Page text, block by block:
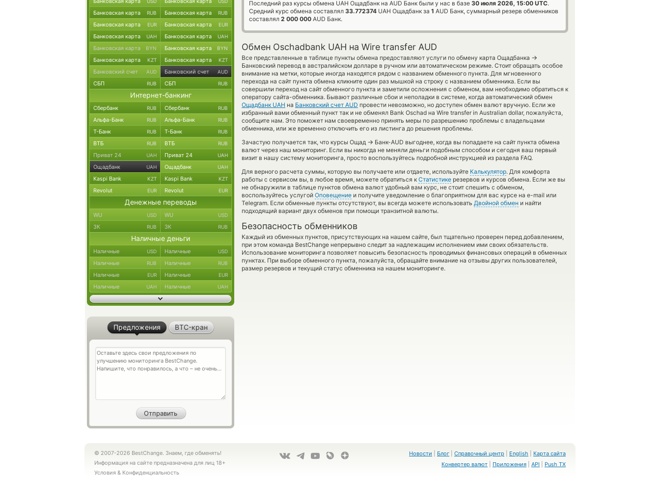
Последний раз курсы обмена UAH Ощадбанк на AUD Банк были у нас в базе 30 июля 2026, 15:00 UTC.
Средний курс обмена составлял 33.772374 UAH Ощадбанк за 1 AUD Банк, суммарный резерв обменников
составлял 2 000 000 AUD Банк.
Обмен Oschadbank UAH на Wire transfer AUD
Все представленные в таблице пункты обмена предоставляют услуги по обмену карта Ощадбанка →
Банковский перевод в австралийском долларе в ручном или автоматическом режиме. Стоит обращать особое
внимание на метки, которые иногда находятся рядом с названием обменного пункта. Для мгновенного
перехода на сайт пункта обмена кликните один раз мышкой на строку с названием обменника. Если вы
совершили переход на сайт обменного пункта и заметили осложнения с обменом, вам необходимо обратиться к
оператору сайта-обменника. Бывают различные сбои и неполадки в системе, когда автоматический обмен
Ощадбанк UAH на Банковский счет AUD провести невозможно, но доступен обмен валют вручную. Если же
избранный вами обменный пункт так и не обменял Bank Oschad на Wire transfer in Australian dollar, пожалуйста,
сообщите нам. Это поможет нам своевременно принять меры по разрешению проблемы с владельцами
обменника, или же временно отключить его из листинга до решения проблемы.
Зачастую получается так, что курсы Ощад → Банк-AUD выгоднее, когда вы попадаете на сайт пункта обмена
валют через наш мониторинг. Если вы никогда не меняли деньги подобным способом и сегодня ваш первый
визит в нашу систему мониторинга, просто воспользуйтесь подробной инструкцией из раздела FAQ.
Для верного расчета суммы, которую вы получаете или отдаете, используйте Калькулятор. Для комфорта
работы с сервисом вы, в любое время, можете обратиться к Статистике резервов и курсов обмена. Если же вы
не обнаружили в таблице пунктов обмена валют удобный вам курс, не стоит спешить с обменом,
воспользуйтесь услугой Оповещение и получите уведомление о благоприятном для вас курсе на e-mail или
Telegram. Если обменные пункты отсутствуют, вы всегда можете использовать Двойной обмен и найти
подходящий вариант двух обменов при помощи транзитной валюты.
Безопасность обменников
Каждый из обменных пунктов, присутствующих на нашем сайте, был тщательно проверен перед добавлением,
при этом команда BestChange непрерывно следит за надлежащим исполнением ими своих обязательств.
Использование мониторинга позволяет повысить безопасность проводимых финансовых операций в обменных
пунктах. При выборе обменного пункта, пожалуйста, обращайте внимание на отзывы других пользователей,
размер резервов и текущий статус обменника на нашем мониторинге.
Банковская карта RUB Банковская карта RUB
Банковская карта EUR Банковская карта EUR
Банковская карта UAH Банковская карта UAH
Банковская карта BYN Банковская карта BYN
Банковская карта KZT Банковская карта KZT
Банковский счет AUD Банковский счет AUD
СБП RUB СБП RUB
Интернет-банкинг
Сбербанк RUB Сбербанк RUB
Альфа-Банк RUB Альфа-Банк RUB
Т-Банк RUB Т-Банк RUB
ВТБ RUB ВТБ RUB
Приват 24 UAH Приват 24 UAH
Ощадбанк UAH Ощадбанк UAH
Kaspi Bank KZT Kaspi Bank KZT
Revolut EUR Revolut EUR
Денежные переводы
WU USD WU USD
ЗК RUB ЗК RUB
Наличные деньги
Наличные USD Наличные USD
Наличные RUB Наличные RUB
Наличные EUR Наличные EUR
Наличные UAH Наличные UAH
Предложения BTC-кран
© 2007-2026 BestChange. Знаем, где обменять!
Информация на сайте предназначена для лиц 18+
Условия & Конфиденциальность
Новости Блог Справочный центр English
Карта сайта
Конвертер валют
Приложения API Push TX